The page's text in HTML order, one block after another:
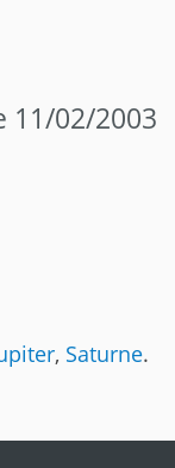
11/02/2003
, Saturne.